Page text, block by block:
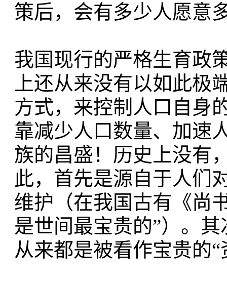
策后，会有多少人愿意
我国现行的严格生育政
上还从来没有以如此极
方式，来控制人口自身
靠减少人口数量、加速
族的昌盛！历史上没有
此，首先是源自于人们
维护（在我国古有《尚
是世间最宝贵的”）。
从来都是被看作宝贵的